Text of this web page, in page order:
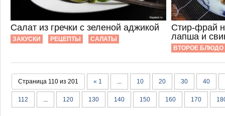
Салат из гречки с зеленой аджикой
ЗАКУСКИ РЕЦЕПТЫ САЛАТЫ
Стир-фрай
лапша и
ВТОРОЕ БЛЮДО
Страница 110 из 201 « 1 ... 10 20 30 40
112 ... 120 130 140 150 160 170